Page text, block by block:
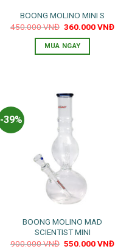
BOONG MOLINO MINI S
450.000VNĐ Giá
là:
450.000 VNĐ.
360.000VNĐGiá
MUA NGAY
-39%
BOONG MOLINO MAD
SCIENTIST MINI
900.000VNĐ Giá
550.000VNĐGiá